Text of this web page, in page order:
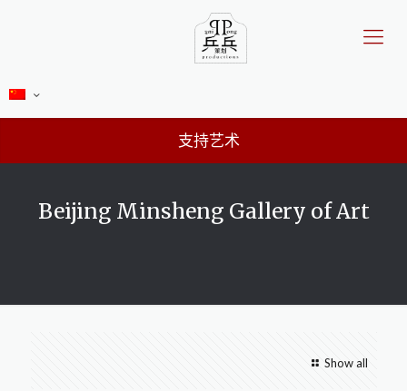
支持艺术
Beijing Minsheng Gallery of Art
Show all